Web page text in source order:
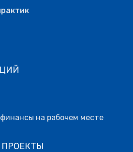
на рабочем месте